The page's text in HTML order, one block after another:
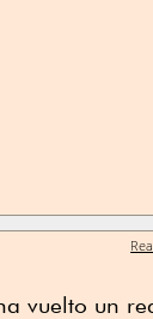
vuelto un